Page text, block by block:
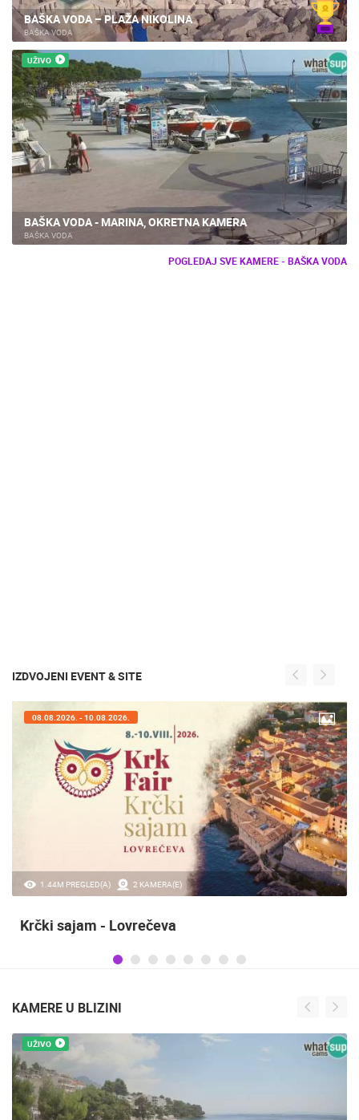
BAŠKA VODA – PLAŽA NIKOLINA
BAŠKA VODA
UŽIVO
BAŠKA VODA - MARINA, OKRETNA KAMERA
BAŠKA VODA
POGLEDAJ SVE KAMERE - BAŠKA VODA
IZDVOJENI EVENT & SITE
20.97K PREGLED(A) 2 KAMERA(E)
07.08.2026. - 09.08.2026.
Sinjska alka
KAMERE U BLIZINI
UŽIVO